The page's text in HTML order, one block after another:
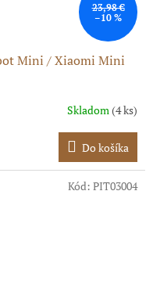
23,98 €
–10 %
Mini / Xiaomi Mini
Skladom (4 ks)
Do košíka
Kód: PIT03004